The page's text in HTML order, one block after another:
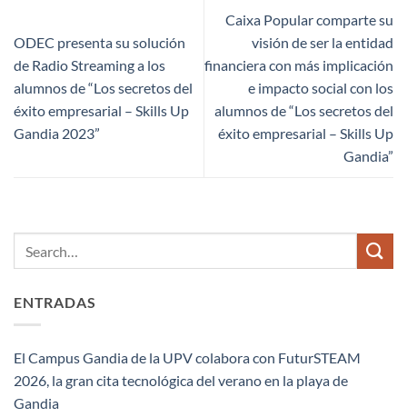
ODEC presenta su solución
de Radio Streaming a los
alumnos de “Los secretos del
éxito empresarial – Skills Up
Gandia 2023”
Caixa Popular comparte su
visión de ser la entidad
financiera con más implicación
e impacto social con los
alumnos de “Los secretos del
éxito empresarial – Skills Up
Gandia”
ENTRADAS
El Campus Gandia de la UPV colabora con FuturSTEAM
2026, la gran cita tecnológica del verano en la playa de
Gandia